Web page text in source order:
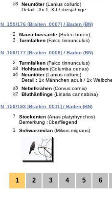
≥3
Neuntöter (Lanius collurio)
Detail : 3x 1. KJ / diesjährige
N_159/176 [Braiten_0007] / Baden (BN)
2
Mäusebussarde (Buteo buteo)
3
Turmfalken (Falco tinnunculus)
N_159/177 [Braiten_0008] / Baden (BN)
2
Turmfalken (Falco tinnunculus)
≥3
Hohltauben (Columba oenas)
≥4
Neuntöter (Lanius collurio)
Detail : 1x Männchen adult / 1x
≥3
Nebelkrähen (Corvus cornix)
≥2
Bluthänflinge (Linaria cannabina)
N_159/193 [Braiten_0011] / Baden (BN)
7
Stockenten (Anas platyrhynchos)
Bemerkung : überfliegend
1
Schwarzmilan (Milvus migrans)
1 2 3 4 5 6